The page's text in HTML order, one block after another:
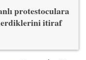
protestoculara
itiraf